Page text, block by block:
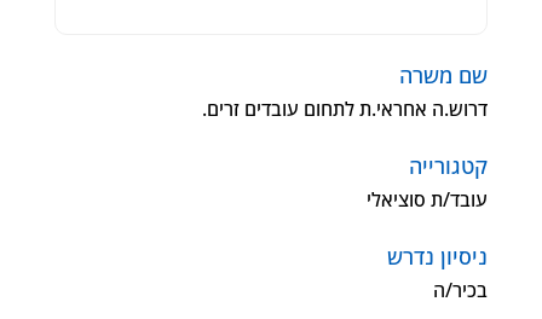
שם משרה
דרוש.ה אחראי.ת לתחום עובדים זרים.
קטגורייה
עובד/ת סוציאלי
ניסיון נדרש
בכיר/ה